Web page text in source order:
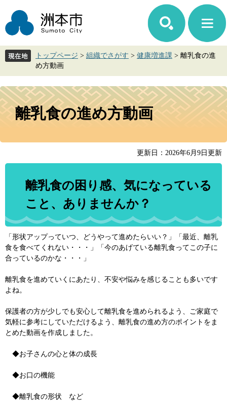
ジ
先
ュ
を
て
本
トップページ > 組織でさがす > 健康増進課 > 離乳食の進
め方動画
本
文
離乳食の進め方動画
更新日：2026年6月9日更新
離乳食の困り感、気になっている
こと、ありませんか？
「形状アップっていつ、どうやって進めたらいい？」「最近、離乳
食を食べてくれない・・・」「今のあげている離乳食ってこの子に
合っているのかな・・・」
離乳食を進めていくにあたり、不安や悩みを感じることも多いです
よね。
保護者の方が少しでも安心して離乳食を進められるよう、ご家庭で
気軽に参考にしていただけるよう、離乳食の進め方のポイントをま
とめた動画を作成しました。
◆お子さんの心と体の成長
◆お口の機能
◆離乳食の形状 など